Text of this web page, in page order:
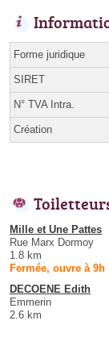
Forme juridique
SIRET
N° TVA Intra.
Création
Mille et Une Pattes
Rue Marx Dormoy
1.8 km
Fermée, ouvre à 9h
DECOENE Edith
Emmerin
2.6 km